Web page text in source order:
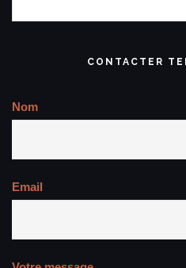
CONTACTER
Nom
Email